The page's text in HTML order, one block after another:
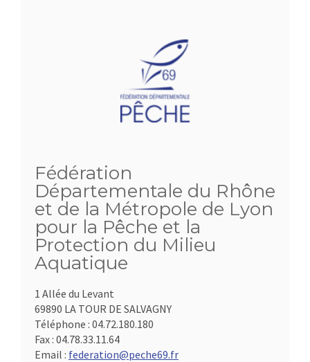
Fédération
Départementale du Rhône
et de la Métropole de Lyon
pour la Pêche et la
Protection du Milieu
Aquatique
1 Allée du Levant
69890 LA TOUR DE SALVAGNY
Téléphone : 04.72.180.180
Fax : 04.78.33.11.64
Email : federation@peche69.fr